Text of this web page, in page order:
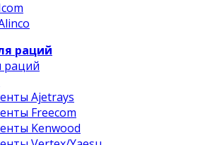
раций
раций
Ajetrays
Freecom
Kenwood